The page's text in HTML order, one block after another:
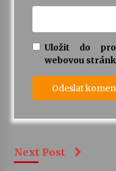
Uložit do
webovou
Next Post